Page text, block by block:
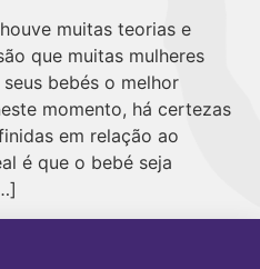
muitas teorias e
que muitas mulheres
bebés o melhor
momento, há certezas
em relação ao
é que o bebé seja